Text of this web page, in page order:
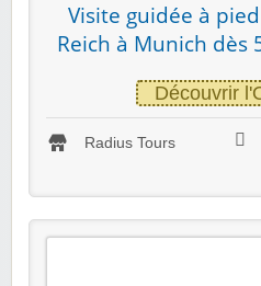
Visite guidée à
Reich à Munich dès
Découvrir
Radius Tours